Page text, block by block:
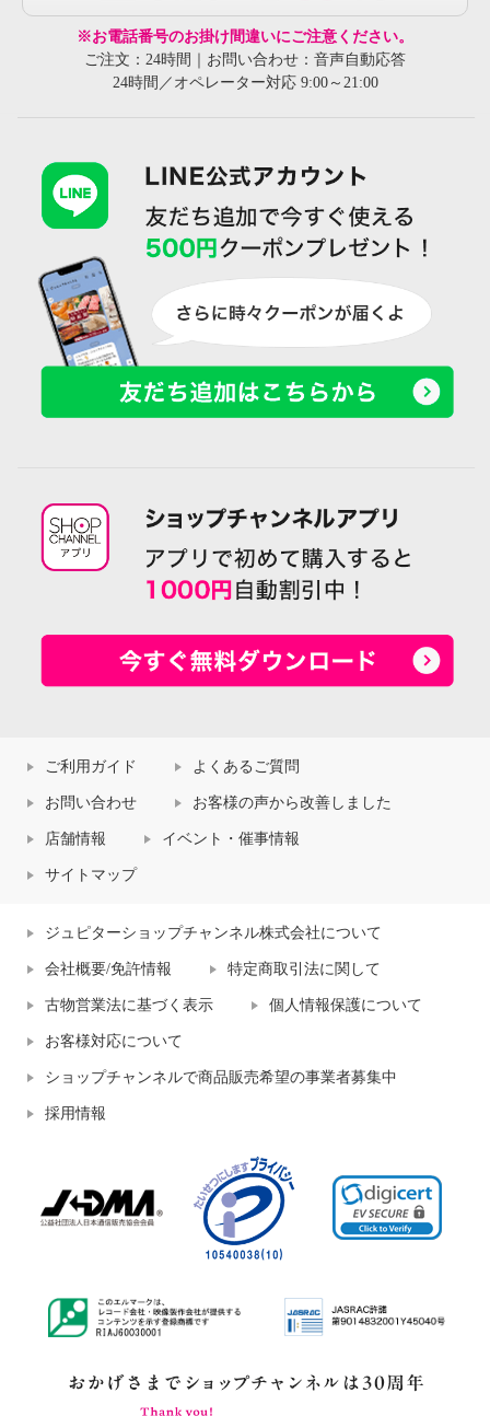
※お電話番号のお掛け間違いにご注意ください。
ご注文：24時間｜お問い合わせ：音声自動応答
24時間／オペレーター対応 9:00～21:00
ご利用ガイド よくあるご質問
お問い合わせ お客様の声から改善しました
店舗情報 イベント・催事情報
サイトマップ
ジュピターショップチャンネル株式会社について
会社概要/免許情報 特定商取引法に関して
古物営業法に基づく表示 個人情報保護について
お客様対応について
ショップチャンネルで商品販売希望の事業者募集中
採用情報